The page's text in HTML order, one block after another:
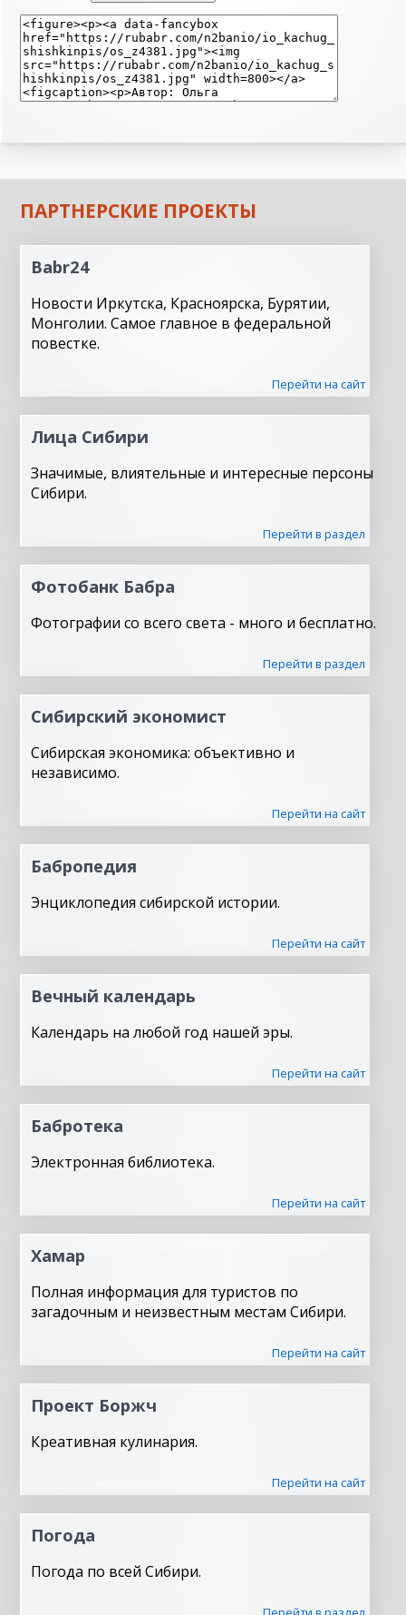
ПАРТНЕРСКИЕ ПРОЕКТЫ
Babr24
Новости Иркутска, Красноярска, Бурятии,
Монголии. Самое главное в федеральной
повестке.
Перейти на сайт
Лица Сибири
Значимые, влиятельные и интересные персоны
Сибири.
Перейти в раздел
Фотобанк Бабра
Фотографии со всего света - много и бесплатно.
Перейти в раздел
Сибирский экономист
Сибирская экономика: объективно и
независимо.
Перейти на сайт
Бабропедия
Энциклопедия сибирской истории.
Перейти на сайт
Вечный календарь
Календарь на любой год нашей эры.
Перейти на сайт
Бабротека
Электронная библиотека.
Перейти на сайт
Хамар
Полная информация для туристов по
загадочным и неизвестным местам Сибири.
Перейти на сайт
Проект Боржч
Креативная кулинария.
Перейти на сайт
Погода
Погода по всей Сибири.